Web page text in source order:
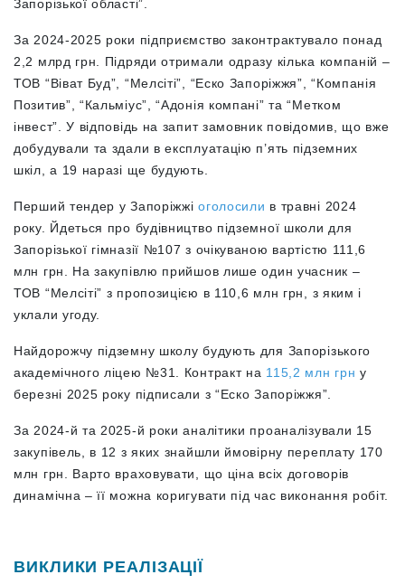
Запорізької області”.
За 2024-2025 роки підприємство законтрактувало понад
2,2 млрд грн. Підряди отримали одразу кілька компаній –
ТОВ “Віват Буд”, “Мелсіті”, “Еско Запоріжжя”, “Компанія
Позитив”, “Кальміус”, “Адонія компані” та “Метком
інвест”. У відповідь на запит замовник повідомив, що вже
добудували та здали в експлуатацію п’ять підземних
шкіл, а 19 наразі ще будують.
Перший тендер у Запоріжжіоголосили в травні 2024
року. Йдеться про будівництво підземної школи для
Запорізької гімназії №107 з очікуваною вартістю 111,6
млн грн. На закупівлю прийшов лише один учасник –
ТОВ “Мелсіті” з пропозицією в 110,6 млн грн, з яким і
уклали угоду.
Найдорожчу підземну школу будують для Запорізького
академічного ліцею №31. Контракт на 115,2 млн грн у
березні 2025 року підписали з “Еско Запоріжжя”.
За 2024-й та 2025-й роки аналітики проаналізували 15
закупівель, в 12 з яких знайшли ймовірну переплату 170
млн грн. Варто враховувати, що ціна всіх договорів
динамічна – її можна коригувати під час виконання робіт.
ВИКЛИКИ РЕАЛІЗАЦІЇ